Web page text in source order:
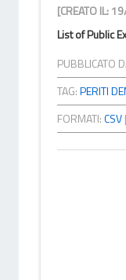
[CREATO IL:
List of Public
PUBBLICATO
TAG:PERITI
FORMATI:CSV|